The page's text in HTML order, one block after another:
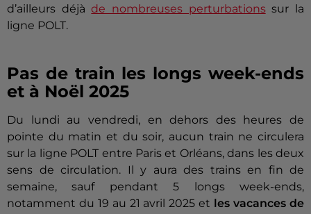
d’ailleurs déjàde nombreuses perturbationssur la
ligne POLT.
Pas de train les longs week-ends
et à Noël 2025
Du lundi au vendredi, en dehors des heures de
pointe du matin et du soir, aucun train ne circulera
sur la ligne POLT entre Paris et Orléans, dans les deux
sens de circulation. Il y aura des trains en fin de
semaine, sauf pendant 5 longs week-ends,
notamment du 19 au 21 avril 2025 et les vacances de